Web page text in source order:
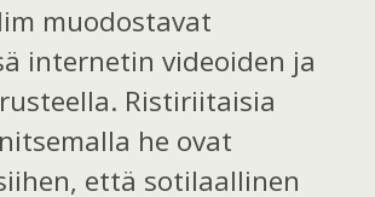
muodostavat
internetin videoiden ja
Ristiriitaisia
he ovat
että sotilaallinen